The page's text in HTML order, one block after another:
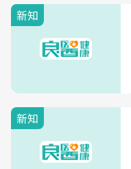
新知
新知